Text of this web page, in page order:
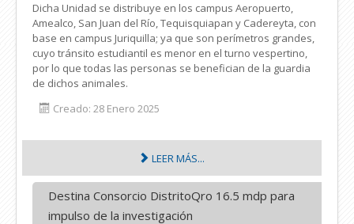
Dicha Unidad se distribuye en los campus Aeropuerto,
Amealco, San Juan del Río, Tequisquiapan y Cadereyta, con
base en campus Juriquilla; ya que son perímetros grandes,
cuyo tránsito estudiantil es menor en el turno vespertino,
por lo que todas las personas se benefician de la guardia
de dichos animales.
Creado: 28 Enero 2025
LEER MÁS...
Destina Consorcio DistritoQro 16.5 mdp para
impulso de la investigación